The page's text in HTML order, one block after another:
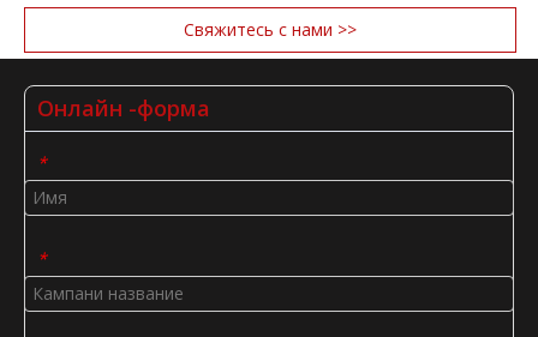
Свяжитесь с нами >>
Онлайн -форма
*
*